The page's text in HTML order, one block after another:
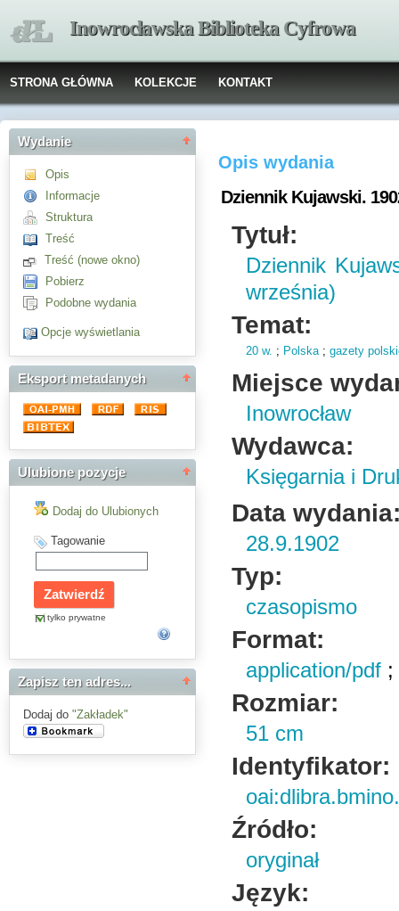
Inowrocławska Biblioteka Cyfrowa
STRONA GŁÓWNA KOLEKCJE KONTAKT
Wydanie
Opis
Informacje
Struktura
Treść
Treść (nowe okno)
Pobierz
Podobne wydania
Opcje wyświetlania
Eksport metadanych
Ulubione pozycje
Dodaj do Ulubionych
Tagowanie
tylko prywatne
Zapisz ten adres...
Dodaj do "Zakładek"
Opis wydania
Dziennik Kujawski.
Tytuł:
Dziennik
września)
Temat:
20 w. ; Polska;gazety
Miejsce
Inowrocław
Wydawca:
Księgarnia i
Data
28.9.1902
Typ:
czasopismo
Format:
application/pdf
Rozmiar:
51 cm
Identyfikator:
Źródło:
oryginał
Język: